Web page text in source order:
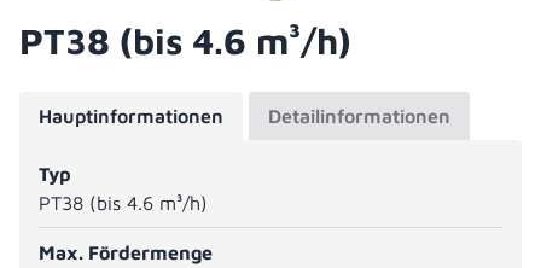
PT38 (bis 4.6 m³/h)
Hauptinformationen Detailinformationen
Typ
PT38 (bis 4.6 m³/h)
Max. Fördermenge